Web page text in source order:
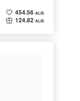
454.56 ALIS
124.82 ALIS